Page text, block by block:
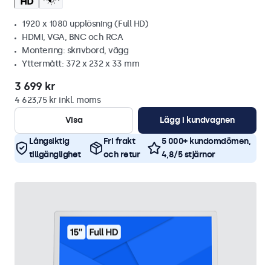
1920 x 1080 upplösning (Full HD)
HDMI, VGA, BNC och RCA
Montering: skrivbord, vägg
Yttermått: 372 x 232 x 33 mm
3 699 kr
4 623,75 kr inkl. moms
Visa
Lägg i kundvagnen
Långsiktig
tillgänglighet
Fri frakt
och retur
5 000+ kundomdömen,
4,8/5 stjärnor